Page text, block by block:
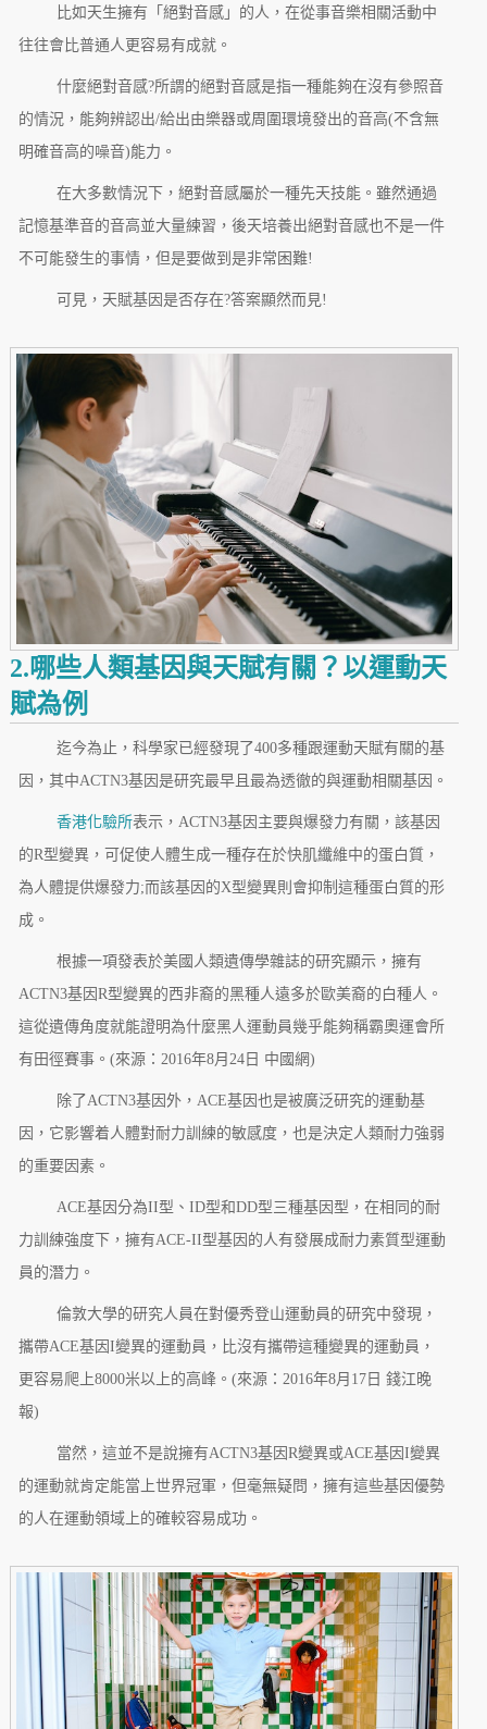
比如天生擁有「絕對音感」的人，在從事音樂相關活動中
往往會比普通人更容易有成就。
什麼絕對音感?所謂的絕對音感是指一種能夠在沒有參照音
的情況，能夠辨認出/給出由樂器或周圍環境發出的音高(不含無
明確音高的噪音)能力。
在大多數情況下，絕對音感屬於一種先天技能。雖然通過
記憶基準音的音高並大量練習，後天培養出絕對音感也不是一件
不可能發生的事情，但是要做到是非常困難!
可見，天賦基因是否存在?答案顯然而見!
2.哪些人類基因與天賦有關？以運動天
賦為例
迄今為止，科學家已經發現了400多種跟運動天賦有關的基
因，其中ACTN3基因是研究最早且最為透徹的與運動相關基因。
香港化驗所表示，ACTN3基因主要與爆發力有關，該基因
的R型變異，可促使人體生成一種存在於快肌纖維中的蛋白質，
為人體提供爆發力;而該基因的X型變異則會抑制這種蛋白質的形
成。
根據一項發表於美國人類遺傳學雜誌的研究顯示，擁有
ACTN3基因R型變異的西非裔的黑種人遠多於歐美裔的白種人。
這從遺傳角度就能證明為什麼黑人運動員幾乎能夠稱霸奧運會所
有田徑賽事。(來源：2016年8月24日 中國網)
除了ACTN3基因外，ACE基因也是被廣泛研究的運動基
因，它影響着人體對耐力訓練的敏感度，也是決定人類耐力強弱
的重要因素。
ACE基因分為II型、ID型和DD型三種基因型，在相同的耐
力訓練強度下，擁有ACE-II型基因的人有發展成耐力素質型運動
員的潛力。
倫敦大學的研究人員在對優秀登山運動員的研究中發現，
攜帶ACE基因I變異的運動員，比沒有攜帶這種變異的運動員，
更容易爬上8000米以上的高峰。(來源：2016年8月17日 錢江晚
報)
當然，這並不是說擁有ACTN3基因R變異或ACE基因I變異
的運動就肯定能當上世界冠軍，但毫無疑問，擁有這些基因優勢
的人在運動領域上的確較容易成功。